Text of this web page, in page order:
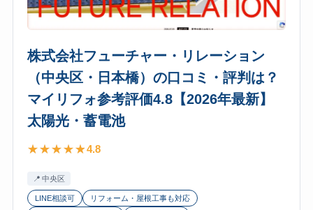
池
ホ
サ
ー
ビ
株式会社フューチャー・リレーション
（中央区・日本橋）の口コミ・評判は？
マイリフォ参考評価4.8【2026年最新】
太陽光・蓄電池
4.8
中央区
LINE相談可
リフォーム・屋根工事も対応